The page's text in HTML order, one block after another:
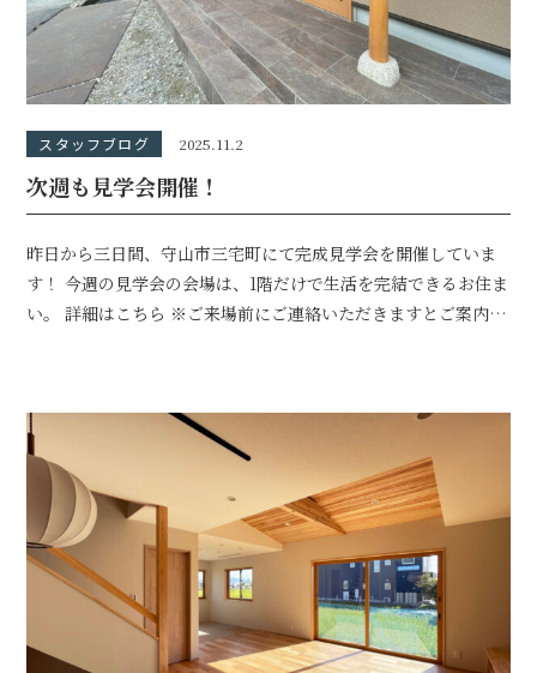
スタッフブログ 2025.11.2
次週も見学会開催！
昨日から三日間、守山市三宅町にて完成見学会を開催していま
す！ 今週の見学会の会場は、1階だけで生活を完結できるお住ま
い。 詳細はこちら ※ご来場前にご連絡いただきますとご案内が